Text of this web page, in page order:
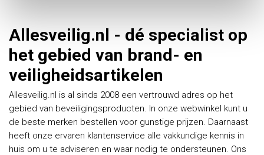
Allesveilig.nl - dé specialist op
het gebied van brand- en
veiligheidsartikelen
Allesveilig.nl is al sinds 2008 een vertrouwd adres op het
gebied van beveiligingsproducten. In onze webwinkel kunt u
de beste merken bestellen voor gunstige prijzen. Daarnaast
heeft onze ervaren klantenservice alle vakkundige kennis in
huis om u te adviseren en waar nodig te ondersteunen. Ons